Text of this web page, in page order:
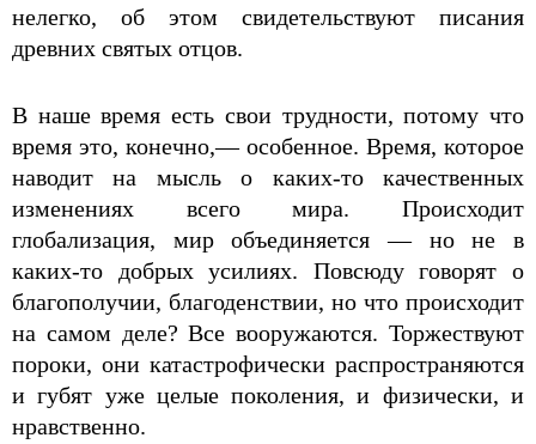
нелегко, об этом свидетельствуют писания
древних святых отцов.
В наше время есть свои трудности, потому что
время это, конечно,— особенное. Время, которое
наводит на мысль о каких-то качественных
изменениях всего мира. Происходит
глобализация, мир объединяется — но не в
каких-то добрых усилиях. Повсюду говорят о
благополучии, благоденствии, но что происходит
на самом деле? Все вооружаются. Торжествуют
пороки, они катастрофически распространяются
и губят уже целые поколения, и физически, и
нравственно.